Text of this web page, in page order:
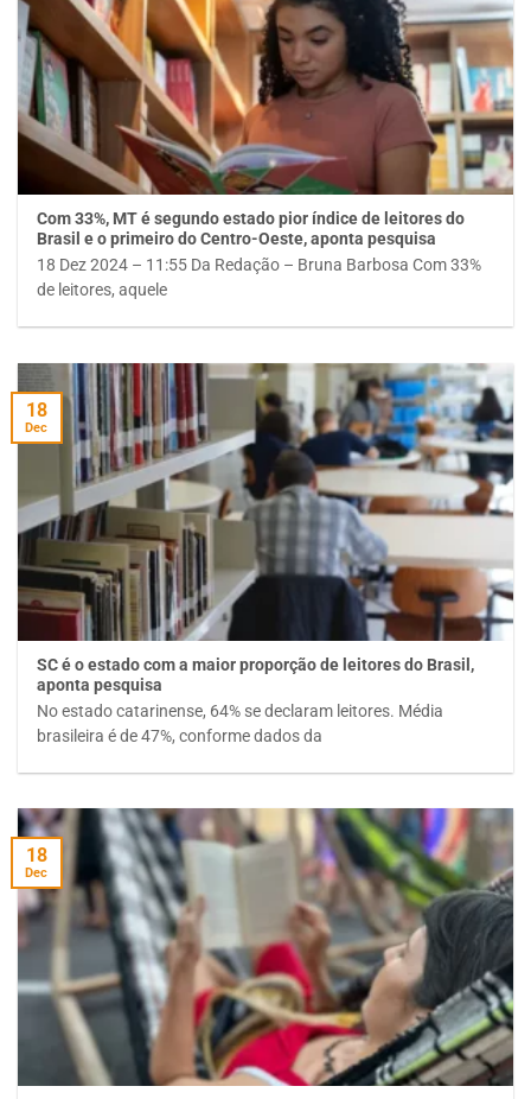
Com 33%, MT é segundo estado pior índice de leitores do
Brasil e o primeiro do Centro-Oeste, aponta pesquisa
18 Dez 2024 – 11:55 Da Redação – Bruna Barbosa Com 33%
de leitores, aquele
SC é o estado com a maior proporção de leitores do Brasil,
aponta pesquisa
No estado catarinense, 64% se declaram leitores. Média
brasileira é de 47%, conforme dados da
18
Dec
18
Dec